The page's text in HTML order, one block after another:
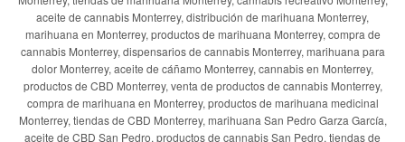
aceite de cannabis Monterrey, distribución de marihuana Monterrey,
marihuana en Monterrey, productos de marihuana Monterrey, compra de
cannabis Monterrey, dispensarios de cannabis Monterrey, marihuana para
dolor Monterrey, aceite de cáñamo Monterrey, cannabis en Monterrey,
productos de CBD Monterrey, venta de productos de cannabis Monterrey,
compra de marihuana en Monterrey, productos de marihuana medicinal
Monterrey, tiendas de CBD Monterrey, marihuana San Pedro Garza García,
aceite de CBD San Pedro, productos de cannabis San Pedro, tiendas de